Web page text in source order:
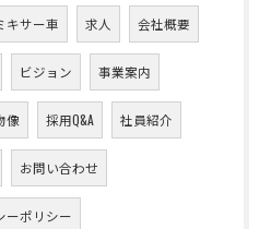
キサー車 求人 会社概要
ビジョン 事業案内
像 採用Q&A 社員紹介
お問い合わせ
ーポリシー